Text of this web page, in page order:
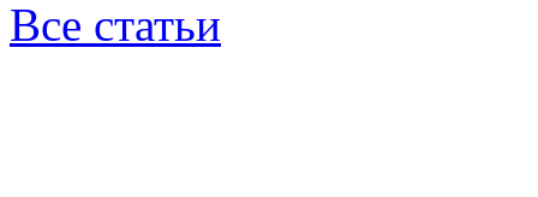
Все статьи